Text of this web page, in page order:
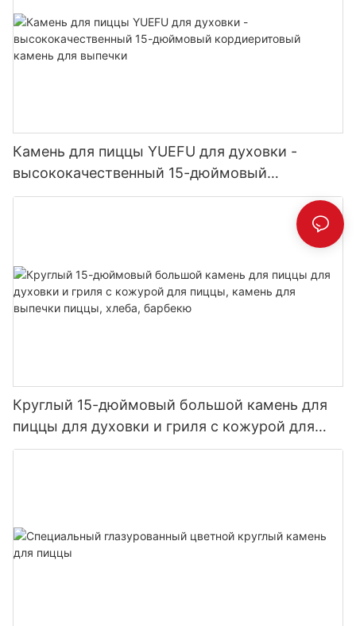
Камень для пиццы YUEFU для духовки -
высококачественный 15-дюймовый
кордиеритовый камень для выпечки
Круглый 15-дюймовый большой камень для
пиццы для духовки и гриля с кожурой для
пиццы, камень для выпечки пиццы, хлеба,